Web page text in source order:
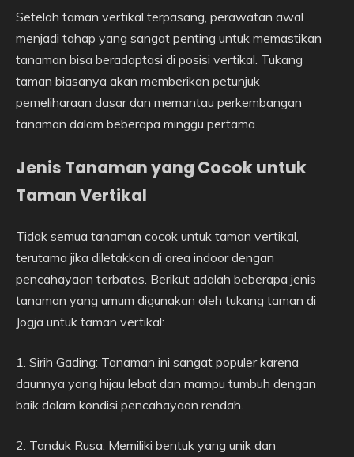
Setelah taman vertikal terpasang, perawatan awal
menjadi tahap yang sangat penting untuk memastikan
tanaman bisa beradaptasi di posisi vertikal. Tukang
taman biasanya akan memberikan petunjuk
pemeliharaan dasar dan memantau perkembangan
tanaman dalam beberapa minggu pertama.
Jenis Tanaman yang Cocok untuk
Taman Vertikal
Tidak semua tanaman cocok untuk taman vertikal,
terutama jika diletakkan di area indoor dengan
pencahayaan terbatas. Berikut adalah beberapa jenis
tanaman yang umum digunakan oleh tukang taman di
Jogja untuk taman vertikal:
1. Sirih Gading: Tanaman ini sangat populer karena
daunnya yang hijau lebat dan mampu tumbuh dengan
baik dalam kondisi pencahayaan rendah.
2. Tanduk Rusa: Memiliki bentuk yang unik dan